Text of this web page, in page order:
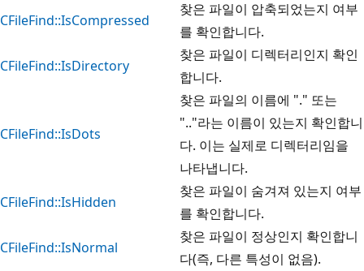
CFileFind::IsCompressed
찾은 파일이 압축되었는지 여부
를 확인합니다.
CFileFind::IsDirectory
찾은 파일이 디렉터리인지 확인
합니다.
CFileFind::IsDots
찾은 파일의 이름에 "." 또는
".."라는 이름이 있는지 확인합니
다. 이는 실제로 디렉터리임을
나타냅니다.
CFileFind::IsHidden
찾은 파일이 숨겨져 있는지 여부
를 확인합니다.
CFileFind::IsNormal
찾은 파일이 정상인지 확인합니
다(즉, 다른 특성이 없음).